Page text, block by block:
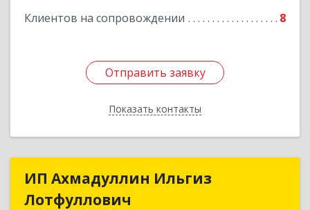
Клиентов на сопровождении 8
Отправить заявку
Показать контакты
Отправить заявку
Назад
ИП Ахмадуллин Ильгиз
Лотфуллович
ИП Ахмадуллин Ильгиз